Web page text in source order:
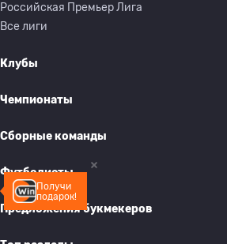
Получи
подарок!
Российская Премьер Лига
Все лиги
Клубы
Чемпионаты
Сборные команды
Футболисты
Предложения букмекеров